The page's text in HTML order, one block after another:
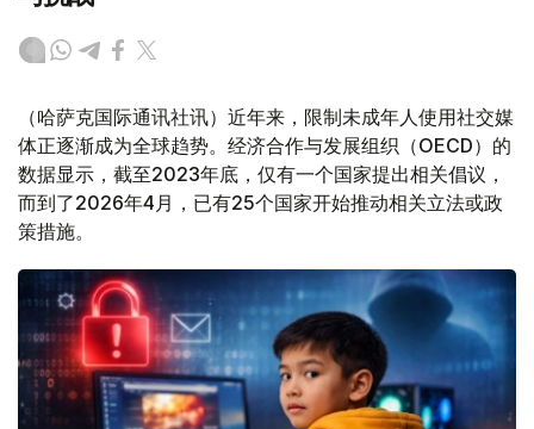
（哈萨克国际通讯社讯）近年来，限制未成年人使用社交媒
体正逐渐成为全球趋势。经济合作与发展组织（OECD）的
数据显示，截至2023年底，仅有一个国家提出相关倡议，
而到了2026年4月，已有25个国家开始推动相关立法或政
策措施。